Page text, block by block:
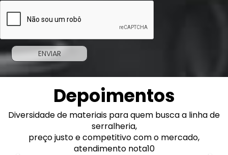
Depoimentos
Diversidade de materiais para quem busca a linha de
serralheria,
preço justo e competitivo com o mercado,
atendimento nota10
Previous